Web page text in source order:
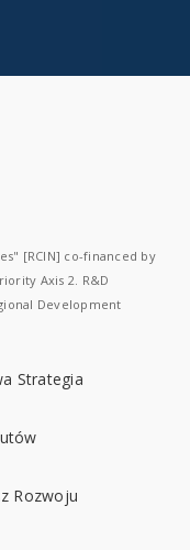
[RCIN] co-financed by
Axis 2. R&D
Development